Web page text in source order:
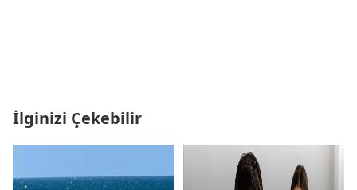
İlginizi Çekebilir